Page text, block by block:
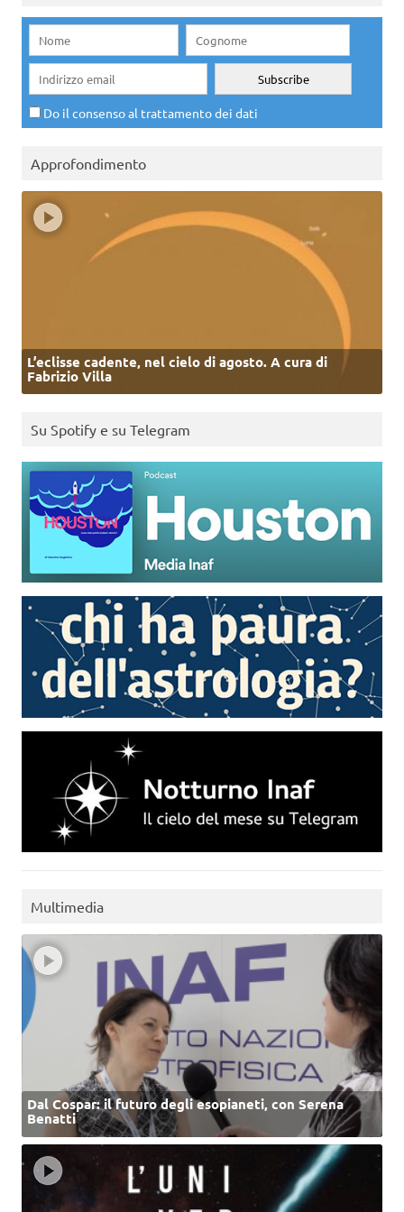
Do il consenso al trattamento dei dati
Approfondimento
L’eclisse cadente, nel cielo di agosto. A cura di
Fabrizio Villa
Su Spotify e su Telegram
Multimedia
Dal Cospar: il futuro degli esopianeti, con Serena
Benatti